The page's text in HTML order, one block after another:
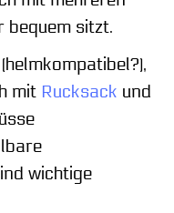
bequem sitzt.
mit Rucksack und
wichtige